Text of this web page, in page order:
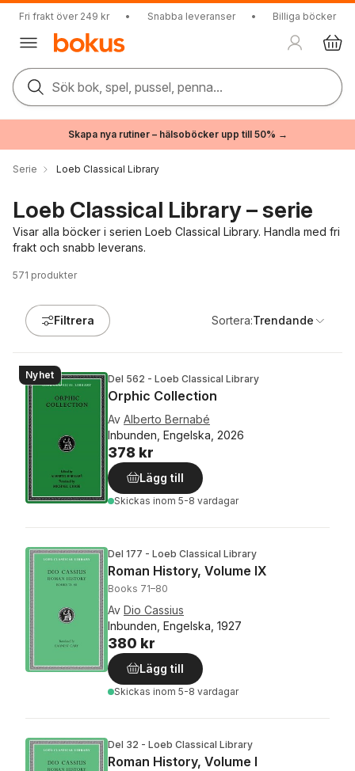
Fri frakt över 249 kr • Snabba leveranser • Billiga böcker
Sök bok, spel, pussel, penna...
Skapa nya rutiner – hälsoböcker upp till 50% →
Serie Loeb Classical Library
Loeb Classical Library – serie
Visar alla böcker i serien Loeb Classical Library. Handla med fri
frakt och snabb leverans.
571 produkter
Filtrera Sortera:Trendande
Nyhet Del 562 - Loeb Classical Library
Orphic Collection
Av Alberto Bernabé
Inbunden, Engelska, 2026
378 kr
Lägg till
Skickas inom 5-8 vardagar
Del 177 - Loeb Classical Library
Roman History, Volume IX
Books 71–80
Av Dio Cassius
Inbunden, Engelska, 1927
380 kr
Lägg till
Skickas inom 5-8 vardagar
Del 32 - Loeb Classical Library
Roman History, Volume I